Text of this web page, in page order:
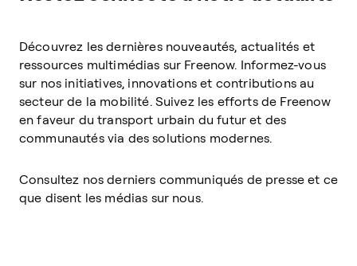
Découvrez les dernières nouveautés, actualités et
ressources multimédias sur Freenow. Informez-vous
sur nos initiatives, innovations et contributions au
secteur de la mobilité. Suivez les efforts de Freenow
en faveur du transport urbain du futur et des
communautés via des solutions modernes.
Consultez nos derniers communiqués de presse et ce
que disent les médias sur nous.